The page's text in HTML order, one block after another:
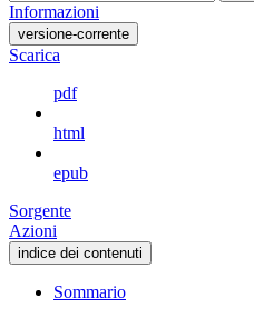
Informazioni
versione-corrente
Scarica
pdf
html
epub
Sorgente
Azioni
indice dei contenuti
Sommario